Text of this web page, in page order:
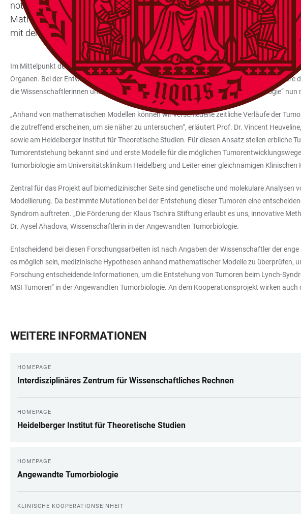
notwendigen medizinischen Daten erhalten die beteiligten
Mathematik und Medizin ist es, zu einem besseren Verständnis von
mit denen erbliche Krebserkrankungen in Zukunft möglicherweise
Im Mittelpunkt der geplanten Forschungsarbeiten steht das sogenannte Lynch-Syndrom:
Organen. Bei der Entwicklung von effektiven Präventionsmaßnahmen spielen
die Wissenschaftlerinnen und Wissenschaftler im Projekt „Mathematik in der Onkologie“
„Anhand von mathematischen Modellen können wir verschiedene zeitliche Verläufe der
die zutreffend erscheinen, um sie näher zu untersuchen“, erläutert Prof. Dr. Vincent
sowie am Heidelberger Institut für Theoretische Studien. Für diesen Ansatz stellen erbliche
Tumorentstehung bekannt sind und erste Modelle für die möglichen
Tumorbiologie am Universitätsklinikum Heidelberg und Leiter einer gleichnamigen
Zentral für das Projekt auf biomedizinischer Seite sind genetische und molekulare
Modellierung. Da bestimmte Mutationen bei der Entstehung dieser Tumoren eine
Syndrom auftreten. „Die Förderung der Klaus Tschira Stiftung erlaubt es uns, innovative
Dr. Aysel Ahadova, Wissenschaftlerin in der Angewandten Tumorbiologie.
Entscheidend bei diesen Forschungsarbeiten ist nach Angaben der Wissenschaftler der
es möglich sein, medizinische Hypothesen anhand mathematischer Modelle zu überprüfen,
Forschung entscheidende Informationen, um die Entstehung von Tumoren beim Lynch-
MSI Tumoren“ in der Angewandten Tumorbiologie. An dem Kooperationsprojekt wirken
WEITERE INFORMATIONEN
HOMEPAGE
Interdisziplinäres Zentrum für Wissenschaftliches Rechnen
HOMEPAGE
Heidelberger Institut für Theoretische Studien
HOMEPAGE
Angewandte Tumorbiologie
KLINISCHE KOOPERATIONSEINHEIT